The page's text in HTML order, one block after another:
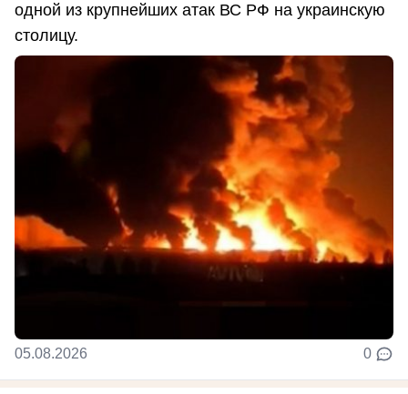
одной из крупнейших атак ВС РФ на украинскую
столицу.
05.08.2026 0